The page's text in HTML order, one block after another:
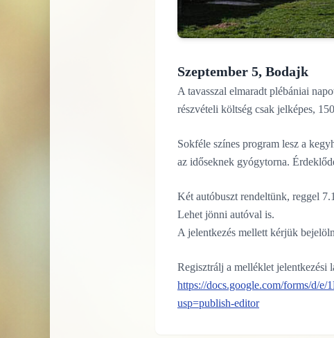
Szeptember 5, Bodajk
A tavasszal elmaradt plébániai
részvételi költség csak jelképes,
Sokféle színes program lesz a
az időseknek gyógytorna.
Két autóbuszt rendeltünk, reggel
Lehet jönni autóval is.
A jelentkezés mellett kérjük
Regisztrálj a melléklet jelentkezési
https://docs.google.com/forms/d/
usp=publish-editor